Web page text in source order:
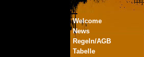
Welcome
News
Regeln/AGB
Tabelle